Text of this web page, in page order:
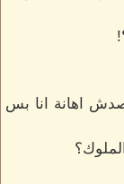
اهانة انا بس